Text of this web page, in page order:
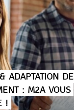
& ADAPTATION DE
: M2A VOUS
!